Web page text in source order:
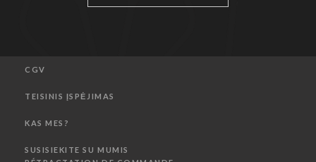
CGV
TEISINIS ĮSPĖJIMAS
KAS MES?
SUSISIEKITE SU MUMIS